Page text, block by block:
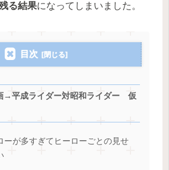
る結果になってしまいました。
目次
→平成ライダー対昭和ライダー 仮
ーが多すぎてヒーローごとの見せ